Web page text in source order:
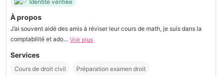
Identité vérifiée
À propos
J’ai souvent aidé des amis à réviser leur cours de math, je suis dans la
comptabilité et ado... Voir plus
Services
Cours de droit civil Préparation examen droit